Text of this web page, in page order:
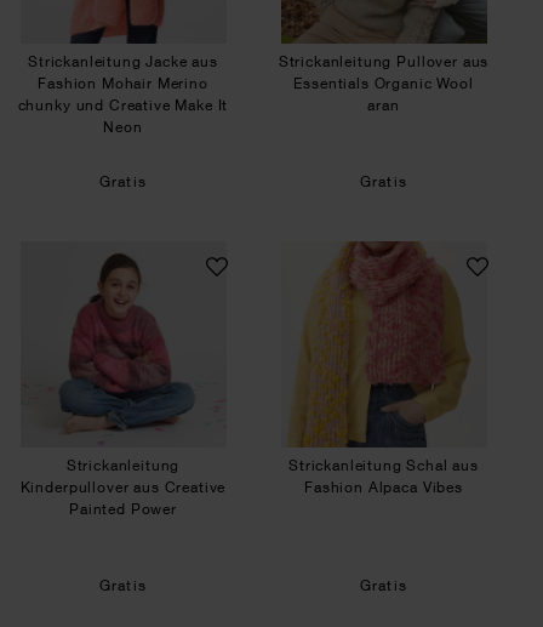
Strickanleitung Jacke aus
Fashion Mohair Merino
chunky und Creative Make It
Neon
Gratis
Strickanleitung Pullover aus
Essentials Organic Wool
aran
Gratis
Strickanleitung Kinderpullover aus Creative
Strickanleitung
Kinderpullover aus Creative
Painted Power
Gratis
Strickanleitung
Strickanleitung Schal aus
Fashion Alpaca Vibes
Gratis